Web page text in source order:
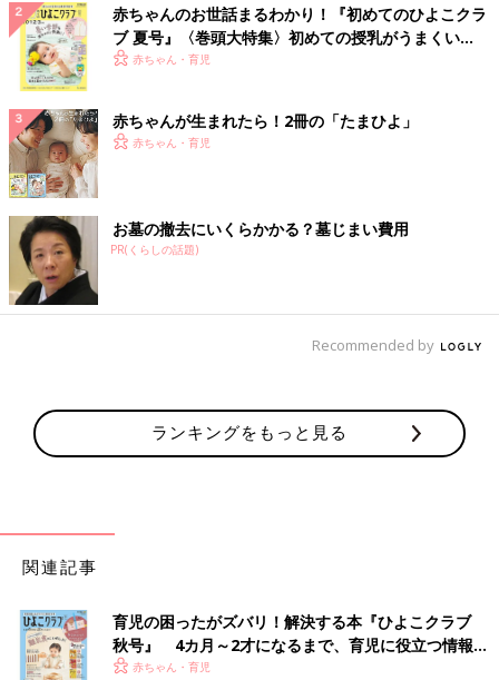
赤ちゃんのお世話まるわかり！『初めてのひよこクラ
ブ 夏号』〈巻頭大特集〉初めての授乳がうまくい
く！ おっぱい・ミルクの基本と夏のトラブル 解決テ
赤ちゃん・育児
赤ちゃんが生まれたら！2冊の「たまひよ」
赤ちゃん・育児
お墓の撤去にいくらかかる？墓じまい費用
PR(くらしの話題)
Recommended by
ランキングをもっと見る
関連記事
育児の困ったがズバリ！解決する本『ひよこクラブ
秋号』 4カ月～2才になるまで、育児に役立つ情報が
いっぱい！
赤ちゃん・育児